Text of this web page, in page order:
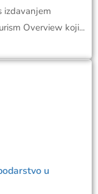
izdavanjem
Overview koji...
u